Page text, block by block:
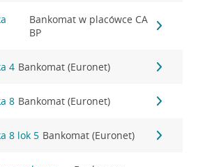
Bankomat w placówce CA
BP
4 Bankomat (Euronet)
8 Bankomat (Euronet)
8 lok 5 Bankomat (Euronet)